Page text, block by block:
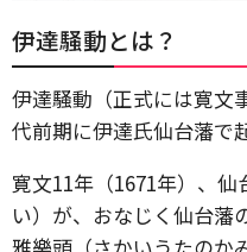
伊達騒動とは？
伊達騒動（正式には寛文
代前期に伊達氏仙台藩で
寛文11年（1671年）、
い）が、おなじく仙台藩